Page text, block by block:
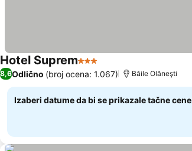
Hotel Suprem3 Zvezdice
8,6Odlično (broj ocena: 1.067) Băile Olăneşti
Izaberi datume da bi se prikazale tačne cene